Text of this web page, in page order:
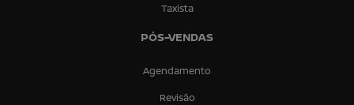
Taxista
PÓS-VENDAS
Agendamento
Revisão